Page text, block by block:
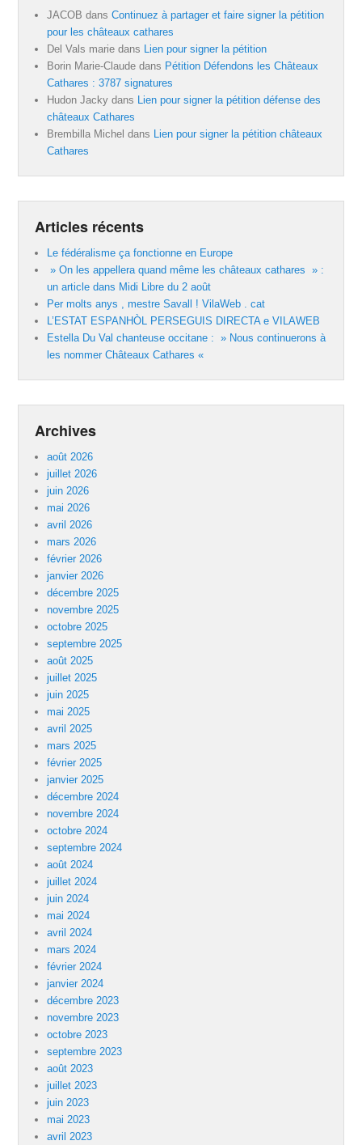
JACOB dansContinuez à partager et faire signer la pétition
pour les châteaux cathares
Del Vals marie dans
Lien pour signer la pétition
Borin Marie-Claude dans Pétition Défendons les Châteaux
Cathares : 3787 signatures
Hudon Jacky dans
Lien pour signer la pétition défense des
châteaux Cathares
Brembilla Michel dans
Lien pour signer la pétition châteaux
Cathares
Articles récents
Le fédéralisme ça fonctionne en Europe
» On les appellera quand même les châteaux cathares » :
un article dans Midi Libre du 2 août
Per molts anys , mestre Savall ! VilaWeb . cat
L’ESTAT ESPANHÒL PERSEGUIS DIRECTA e VILAWEB
Estella Du Val chanteuse occitane : » Nous continuerons à
les nommer Châteaux Cathares «
Archives
août 2026
juillet 2026
juin 2026
mai 2026
avril 2026
mars 2026
février 2026
janvier 2026
décembre 2025
novembre 2025
octobre 2025
septembre 2025
août 2025
juillet 2025
juin 2025
mai 2025
avril 2025
mars 2025
février 2025
janvier 2025
décembre 2024
novembre 2024
octobre 2024
septembre 2024
août 2024
juillet 2024
juin 2024
mai 2024
avril 2024
mars 2024
février 2024
janvier 2024
décembre 2023
novembre 2023
octobre 2023
septembre 2023
août 2023
juillet 2023
juin 2023
mai 2023
avril 2023